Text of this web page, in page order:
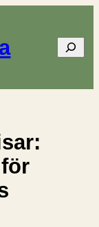
Sök